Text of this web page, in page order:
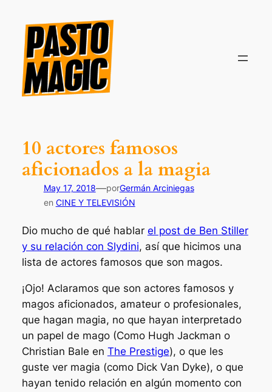
contenido
10 actores famosos
aficionados a la magia
May 17, 2018—porGermán Arciniegas
en CINE Y TELEVISIÓN
Dio mucho de qué hablar el post de Ben Stiller
y su relación con Slydini, así que hicimos una
lista de actores famosos que son magos.
¡Ojo! Aclaramos que son actores famosos y
magos aficionados, amateur o profesionales,
que hagan magia, no que hayan interpretado
un papel de mago (Como Hugh Jackman o
Christian Bale en The Prestige), o que les
guste ver magia (como Dick Van Dyke), o que
hayan tenido relación en algún momento con